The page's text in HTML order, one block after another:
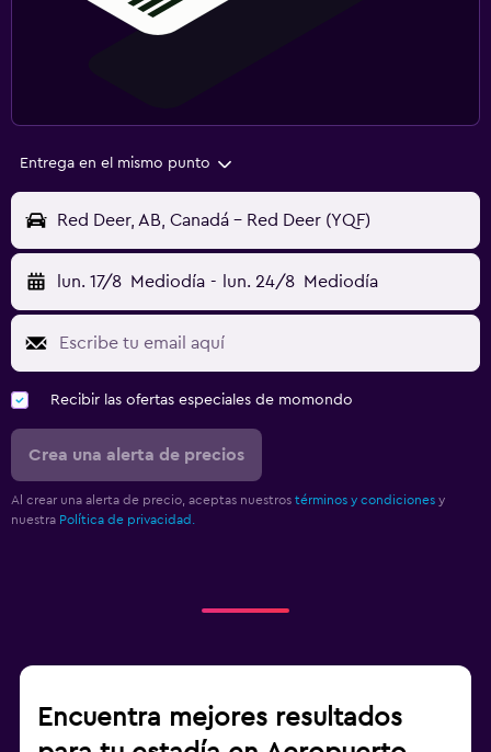
Entrega en el mismo punto
Red Deer, AB, Canadá - Red Deer (YQF)
lun. 17/8 Mediodía - lun. 24/8 Mediodía
Recibir las ofertas especiales de momondo
Crea una alerta de precios
Al crear una alerta de precio, aceptas nuestros términos y condiciones y
nuestra Política de privacidad.
Encuentra mejores resultados